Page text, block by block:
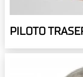
PILOTO